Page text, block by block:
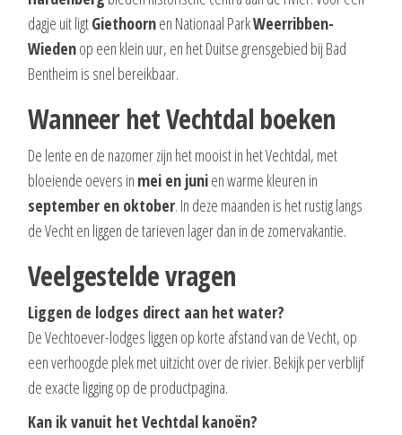
dagje uit ligtGiethoornen Nationaal ParkWeerribben-
Wiedenop een klein uur, en het Duitse grensgebied bij Bad
Bentheim is snel bereikbaar.
Wanneer het Vechtdal boeken
De lente en de nazomer zijn het mooist in het Vechtdal, met
bloeiende oevers in mei en junien warme kleuren in
september en oktober. In deze maanden is het rustig langs
de Vecht en liggen de tarieven lager dan in de zomervakantie.
Veelgestelde vragen
Liggen de lodges direct aan het water?
De Vechtoever-lodges liggen op korte afstand van de Vecht, op
een verhoogde plek met uitzicht over de rivier. Bekijk per verblijf
de exacte ligging op de productpagina.
Kan ik vanuit het Vechtdal kanoën?